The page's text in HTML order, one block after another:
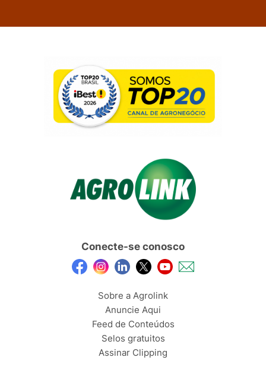
Conecte-se conosco
Sobre a Agrolink
Anuncie Aqui
Feed de Conteúdos
Selos gratuitos
Assinar Clipping